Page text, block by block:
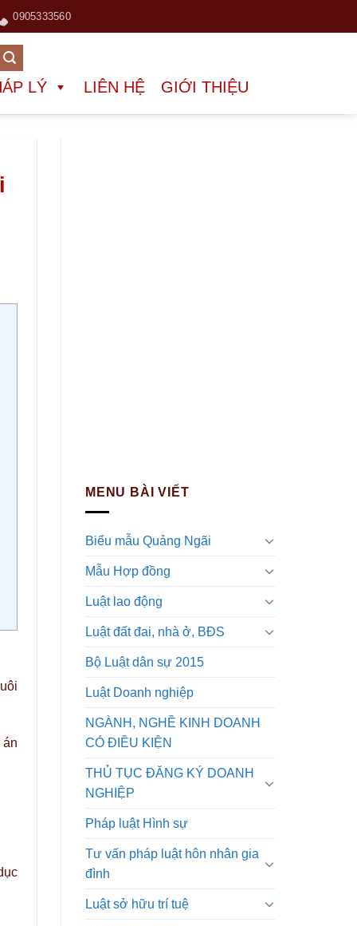
0905333560
LÝ LIÊN HỆ GIỚI THIỆU
MENU BÀI VIẾT
Biểu mẫu Quảng Ngãi
Mẫu Hợp đồng
Luật lao động
Luật đất đai, nhà ở, BĐS
Bộ Luật dân sự 2015
Luật Doanh nghiệp
NGÀNH, NGHỀ KINH DOANH
CÓ ĐIỀU KIỆN
THỦ TỤC ĐĂNG KÝ DOANH
NGHIỆP
Pháp luật Hình sự
Tư vấn pháp luật hôn nhân gia
đình
Luật sở hữu trí tuệ